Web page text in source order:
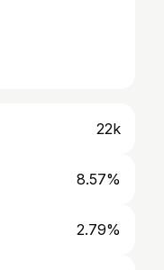
22k
8.57%
2.79%